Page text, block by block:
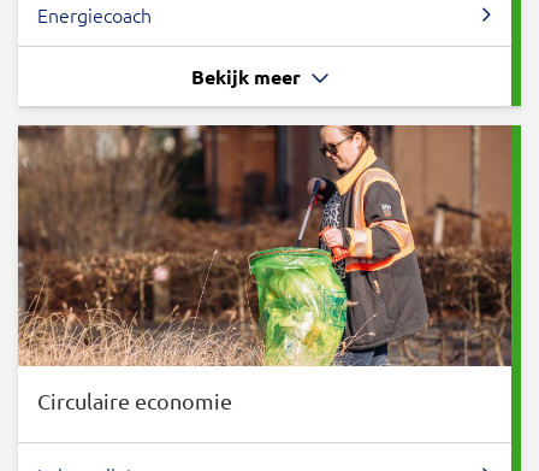
Energiecoach
Bekijk meer
Circulaire economie